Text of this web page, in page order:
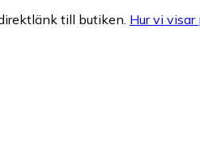
till butiken. Hur vi visar